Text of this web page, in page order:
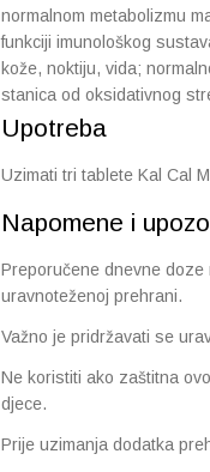
normalnom metabolizmu
funkciji imunološkog
kože, noktiju, vida;
stanica od oksidativnog
Upotreba
Uzimati tri tablete Kal Cal
Napomene i
Preporučene dnevne
uravnoteženoj prehrani.
Važno je pridržavati se
Ne koristiti ako zaštitna
djece.
Prije uzimanja dodatka